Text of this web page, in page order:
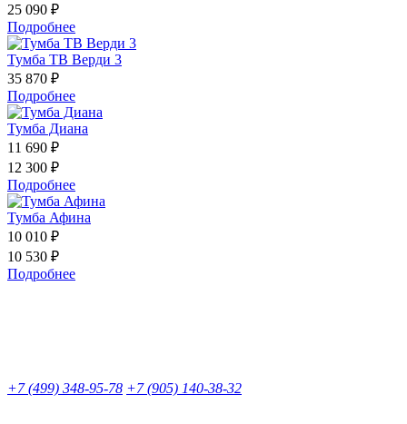
25 090 ₽
Подробнее
Тумба ТВ Верди 3
35 870 ₽
Подробнее
Тумба Диана
11 690 ₽
12 300 ₽
Подробнее
Тумба Афина
10 010 ₽
10 530 ₽
Подробнее
+7 (499) 348-95-78 +7 (905) 140-38-32